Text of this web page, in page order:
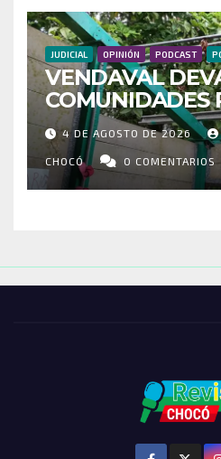
JUDICIAL OPINIÓN PODCAST
VENDAVAL
COMUNIDADES
RIOSUCIO:
VIVIENDAS Y
ENTRE LOS
4 DE AGOSTO DE 2026
CHOCÓ 0 COMENTARIOS